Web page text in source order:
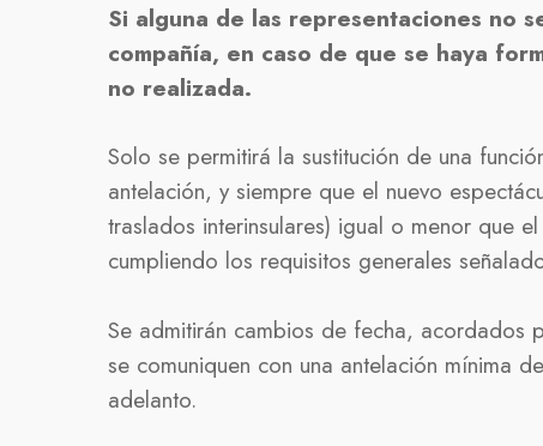
Si alguna de las representaciones no
compañía, en caso de que se haya
no realizada.
Solo se permitirá la sustitución de una
antelación, y siempre que el nuevo
traslados interinsulares) igual o menor que
cumpliendo los requisitos generales
Se admitirán cambios de fecha,
se comuniquen con una antelación mínima
adelanto.